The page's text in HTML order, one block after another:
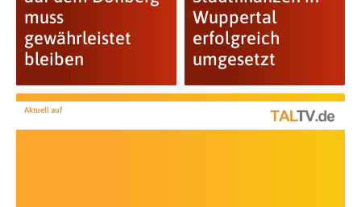
muss
gewährleistet
bleiben
Wuppertal
erfolgreich
umgesetzt
Aktuell auf